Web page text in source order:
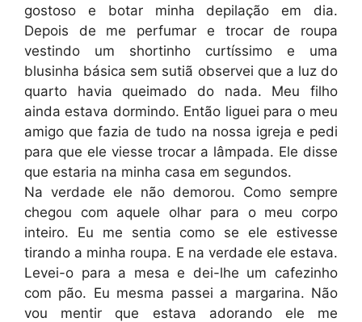
gostoso e botar minha depilação em dia.
Depois de me perfumar e trocar de roupa
vestindo um shortinho curtíssimo e uma
blusinha básica sem sutiã observei que a luz do
quarto havia queimado do nada. Meu filho
ainda estava dormindo. Então liguei para o meu
amigo que fazia de tudo na nossa igreja e pedi
para que ele viesse trocar a lâmpada. Ele disse
que estaria na minha casa em segundos.
Na verdade ele não demorou. Como sempre
chegou com aquele olhar para o meu corpo
inteiro. Eu me sentia como se ele estivesse
tirando a minha roupa. E na verdade ele estava.
Levei-o para a mesa e dei-lhe um cafezinho
com pão. Eu mesma passei a margarina. Não
vou mentir que estava adorando ele me